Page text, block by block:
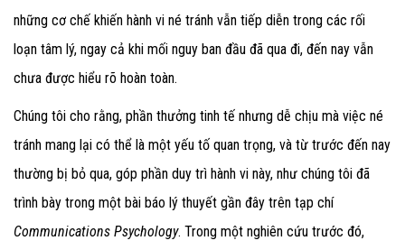
những cơ chế khiến hành vi né tránh vẫn tiếp diễn trong các rối
loạn tâm lý, ngay cả khi mối nguy ban đầu đã qua đi, đến nay vẫn
chưa được hiểu rõ hoàn toàn.
Chúng tôi cho rằng, phần thưởng tinh tế nhưng dễ chịu mà việc né
tránh mang lại có thể là một yếu tố quan trọng, và từ trước đến nay
thường bị bỏ qua, góp phần duy trì hành vi này, như chúng tôi đã
trình bày trong một bài báo lý thuyết gần đây trên tạp chí
Communications Psychology. Trong một nghiên cứu trước đó,